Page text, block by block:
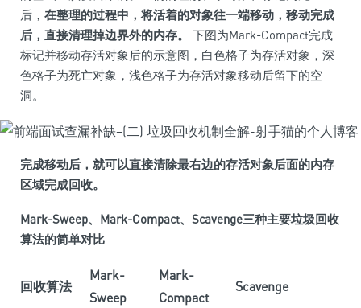
后， 在整理的过程中，将活着的对象往一端移动，移动完成
后，直接清理掉边界外的内存。
下图为Mark-Compact完成
标记并移动存活对象后的示意图，白色格子为存活对象，深
色格子为死亡对象，浅色格子为存活对象移动后留下的空
洞。
完成移动后，就可以直接清除最右边的存活对象后面的内存
区域完成回收。
Mark-Sweep、Mark-Compact、Scavenge三种主要垃圾回收
算法的简单对比
回收算法
Mark-
Sweep
Mark-
Compact
Scavenge